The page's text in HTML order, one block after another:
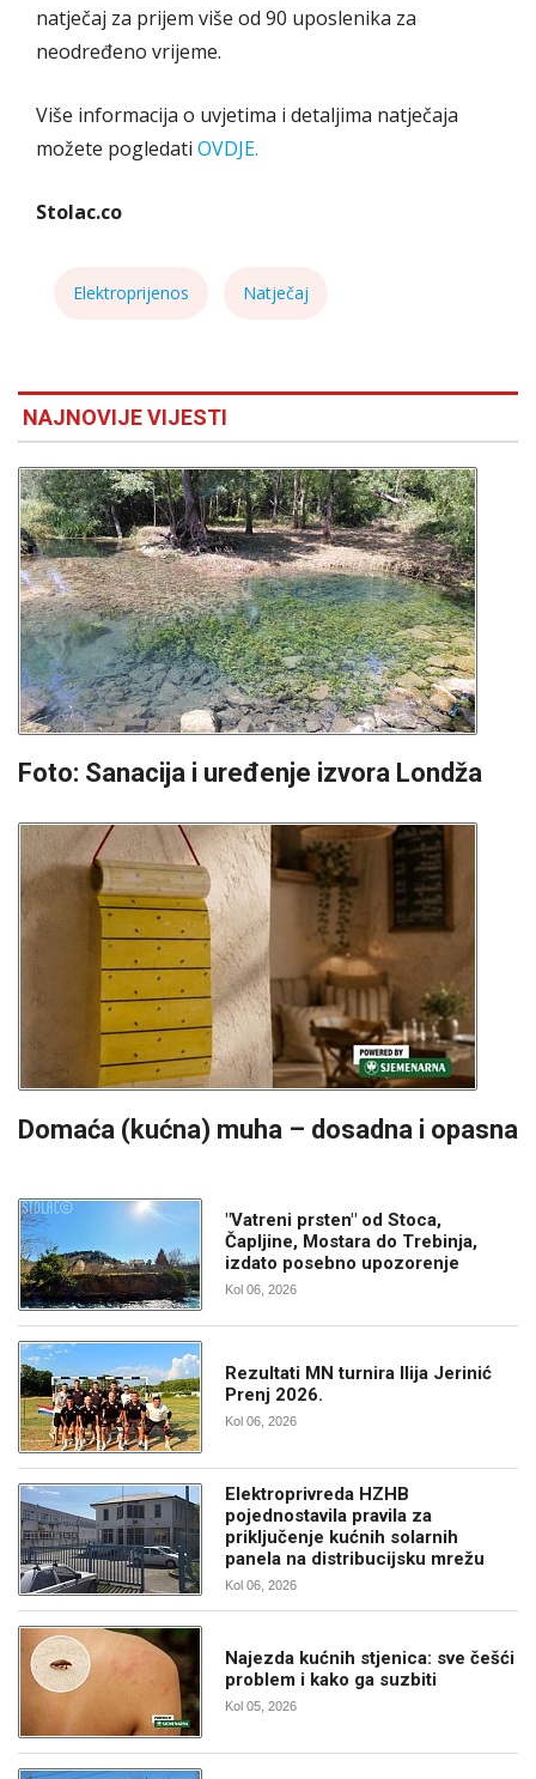
natječaj za prijem više od 90 uposlenika za
neodređeno vrijeme.
Više informacija o uvjetima i detaljima natječaja
možete pogledati OVDJE.
Stolac.co
Elektroprijenos Natječaj
NAJNOVIJE VIJESTI
Foto: Sanacija i uređenje izvora Londža
Domaća (kućna) muha – dosadna i opasna
"Vatreni prsten" od Stoca,
Čapljine, Mostara do Trebinja,
izdato posebno upozorenje
Kol 06, 2026
Rezultati MN turnira Ilija Jerinić
Prenj 2026.
Kol 06, 2026
Elektroprivreda HZHB
pojednostavila pravila za
priključenje kućnih solarnih
panela na distribucijsku mrežu
Kol 06, 2026
Najezda kućnih stjenica: sve češći
problem i kako ga suzbiti
Kol 05, 2026